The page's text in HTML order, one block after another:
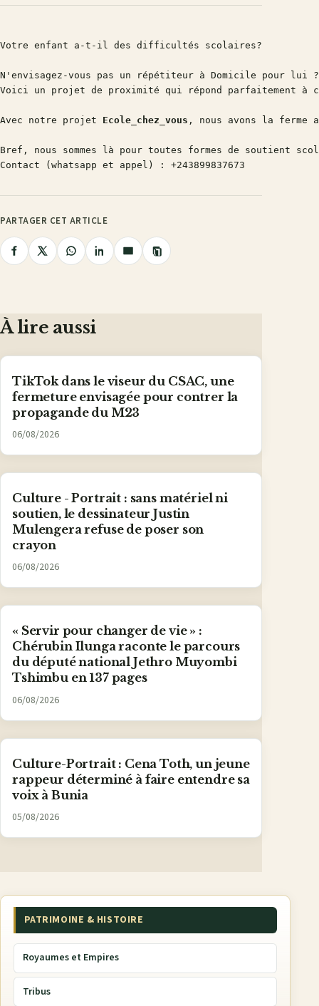
Votre enfant a-t-il des difficultés scolaires?
N'envisagez-vous pas un répétiteur à Domicile pour lui
Voici un projet de proximité qui répond parfaitement à
Avec notre projet Ecole_chez_vous , nous avons la ferme
Bref, nous sommes là pour toutes formes de soutient
Contact (whatsapp et appel) : +243899837673
PARTAGER CET ARTICLE
PartagerPartagerPartagerPartagerPartager
Copier
le
À lire aussi
TikTok dans le viseur du CSAC, une
fermeture envisagée pour contrer la
propagande du M23
06/08/2026
Culture - Portrait : sans matériel ni
soutien, le dessinateur Justin
Mulengera refuse de poser son
crayon
06/08/2026
« Servir pour changer de vie » :
Chérubin Ilunga raconte le parcours
du député national Jethro Muyombi
Tshimbu en 137 pages
06/08/2026
Culture-Portrait : Cena Toth, un jeune
rappeur déterminé à faire entendre sa
voix à Bunia
05/08/2026
PATRIMOINE & HISTOIRE
Royaumes et Empires
Tribus